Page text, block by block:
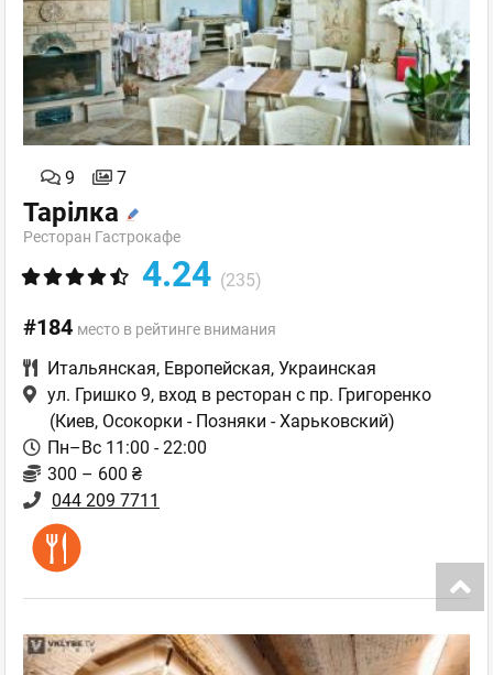
9 7
Тарілка
Ресторан Гастрокафе
4.24 (235)
#184 место в рейтинге внимания
Итальянская, Европейская, Украинская
ул. Гришко 9, вход в ресторан с пр. Григоренко
(Киев, Осокорки - Позняки - Харьковский)
Пн–Вс 11:00 - 22:00
300 – 600 ₴
044 209 7711